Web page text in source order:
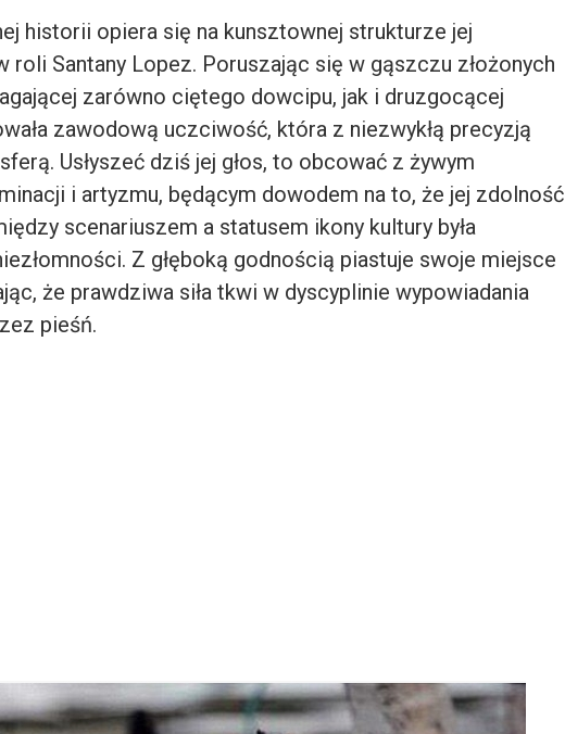
historii opiera się na kunsztownej strukturze jej
roli Santany Lopez. Poruszając się w gąszczu złożonych
zarówno ciętego dowcipu, jak i druzgocącej
zawodową uczciwość, która z niezwykłą precyzją
Usłyszeć dziś jej głos, to obcować z żywym
i artyzmu, będącym dowodem na to, że jej zdolność
scenariuszem a statusem ikony kultury była
Z głęboką godnością piastuje swoje miejsce
że prawdziwa siła tkwi w dyscyplinie wypowiadania
pieśń.